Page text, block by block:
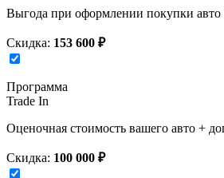
Выгода при оформлении покупки авто
Скидка: 153 600 ₽
Программа
Trade In
Оценочная стоимость вашего авто +
Скидка: 100 000 ₽